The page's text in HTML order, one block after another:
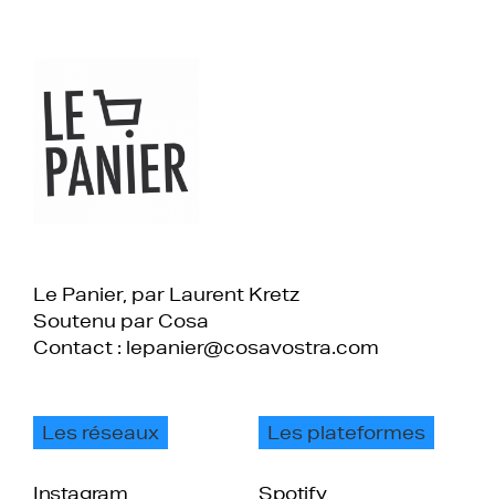
Le Panier, par Laurent Kretz
Soutenu par Cosa
Contact : lepanier@cosavostra.com
Les réseaux
Instagram
Les plateformes
Spotify